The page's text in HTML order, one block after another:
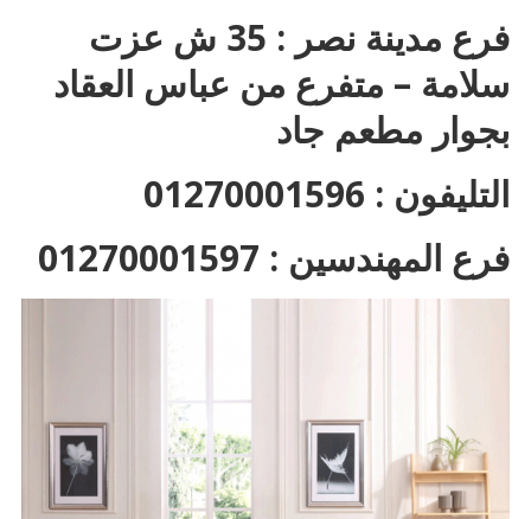
فرع مدينة نصر : 35 ش عزت
سلامة – متفرع من عباس العقاد
بجوار مطعم جاد
التليفون : 01270001596
فرع المهندسين : 01270001597